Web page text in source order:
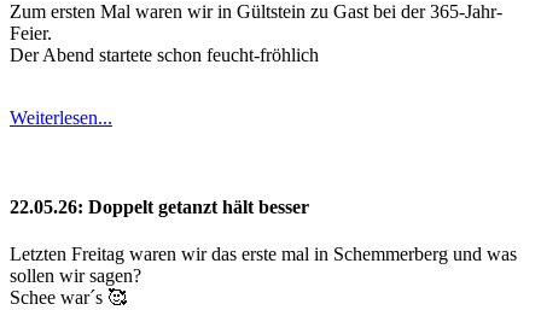
Zum ersten Mal waren wir in Gültstein zu Gast bei der 365-Jahr-
Feier.
Der Abend startete schon feucht-fröhlich
Weiterlesen...
22.05.26: Doppelt getanzt hält besser
Letzten Freitag waren wir das erste mal in Schemmerberg und was
sollen wir sagen?
Schee war´s 🥰